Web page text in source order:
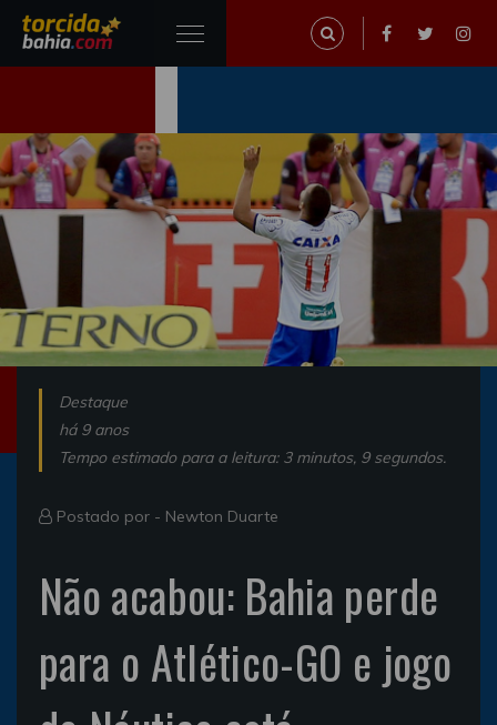
Destaque
há 9 anos
Tempo estimado para a leitura: 3 minutos, 9 segundos.
Postado por - Newton Duarte
Não acabou: Bahia perde
para o Atlético-GO e jogo